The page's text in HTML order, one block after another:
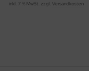
inkl. 7 % MwSt. zzgl.Versandkosten